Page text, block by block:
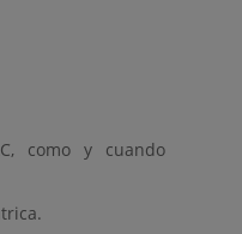
como y cuando